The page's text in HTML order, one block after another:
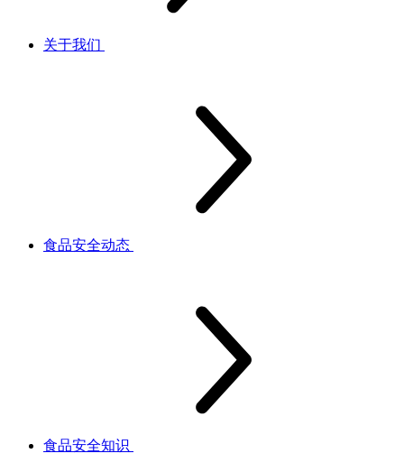
关于我们
食品安全动态
食品安全知识